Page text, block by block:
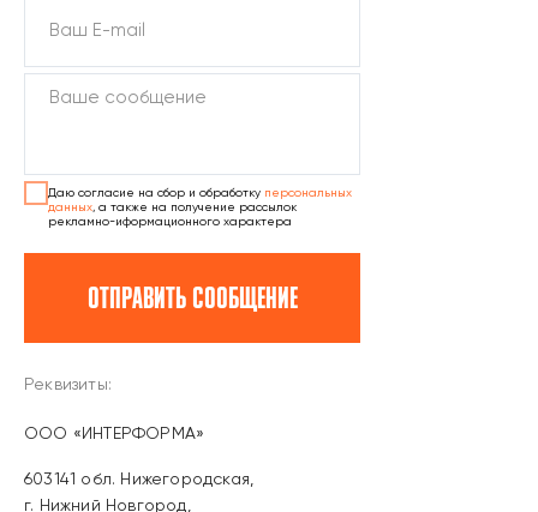
Реквизиты:
OOO «ИНТЕРФОРМА»
603141 обл. Нижегородская,
г. Нижний Новгород,
Даю согласие на сбор и обработку персональных
данных, а также на получение рассылок
рекламно-иформационного характера
ОТПРАВИТЬ СООБЩЕНИЕ